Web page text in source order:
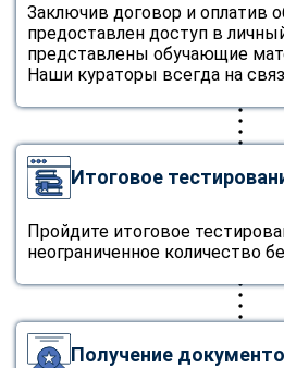
Заключив договор и оплатив
предоставлен доступ в
представлены обучающие
Наши кураторы всегда на
Итоговое
Пройдите итоговое
неограниченное количество
Получение